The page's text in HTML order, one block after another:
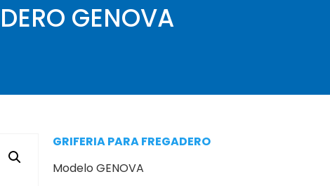
GENOVA
GRIFERIA PARA FREGADERO
Modelo GENOVA